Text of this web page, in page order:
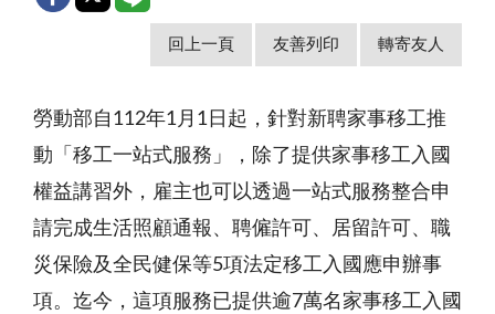
回上一頁 友善列印 轉寄友人
勞動部自112年1月1日起，針對新聘家事移工推
動「移工一站式服務」，除了提供家事移工入國
權益講習外，雇主也可以透過一站式服務整合申
請完成生活照顧通報、聘僱許可、居留許可、職
災保險及全民健保等5項法定移工入國應申辦事
項。迄今，這項服務已提供逾7萬名家事移工入國